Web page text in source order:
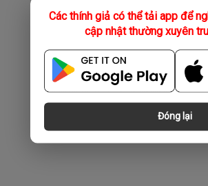
Các thính giả có thể tải app để
cập nhật thường xuyên
Đóng lại